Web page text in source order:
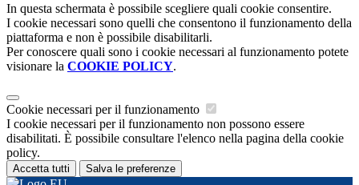
In questa schermata è possibile scegliere quali cookie consentire.
I cookie necessari sono quelli che consentono il funzionamento della
piattaforma e non è possibile disabilitarli.
Per conoscere quali sono i cookie necessari al funzionamento potete
visionare la COOKIE POLICY.
Cookie necessari per il funzionamento
I cookie necessari per il funzionamento non possono essere
disabilitati. È possibile consultare l'elenco nella pagina della cookie
policy.
Accetta tutti Salva le preferenze